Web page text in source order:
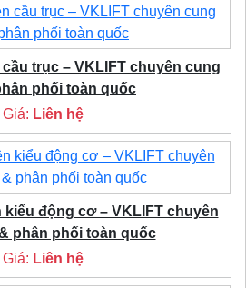
trục – VKLIFT chuyên cung
phối toàn quốc
Giá: Liên hệ
kiểu động cơ – VKLIFT chuyên
phân phối toàn quốc
Giá: Liên hệ